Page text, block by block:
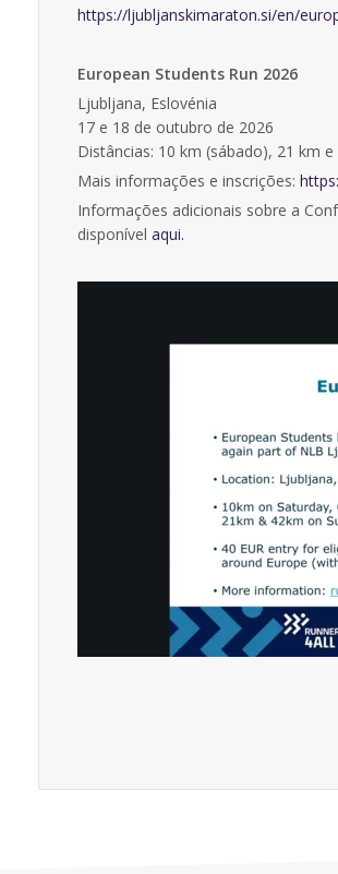
https://ljubljanskimaraton.si/en/
European Students Run 2026
Ljubljana, Eslovénia
17 e 18 de outubro de 2026
Distâncias: 10 km (sábado), 21 km
Mais informações e inscrições:
Informações adicionais sobre a
disponível aqui.